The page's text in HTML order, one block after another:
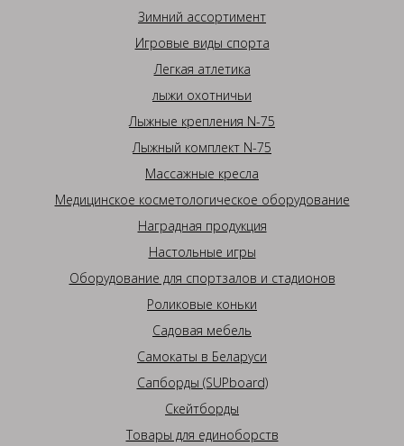
Зимний ассортимент
Игровые виды спорта
Легкая атлетика
лыжи охотничьи
Лыжные крепления N-75
Лыжный комплект N-75
Массажные кресла
Медицинское косметологическое оборудование
Наградная продукция
Настольные игры
Оборудование для спортзалов и стадионов
Роликовые коньки
Садовая мебель
Самокаты в Беларуси
Сапборды (SUPboard)
Скейтборды
Товары для единоборств